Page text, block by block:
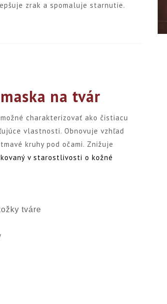
zrak a spomaluje starnutie.
na tvár
charakterizovať ako čistiacu
vlastnosti. Obnovuje vzhľad
kruhy pod očami. Znižuje
v starostlivosti o kožné
tváre